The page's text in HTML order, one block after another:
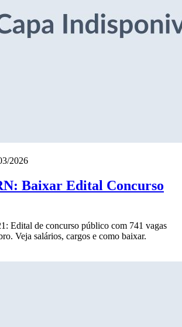
2026
Baixar Edital Concurso
Edital de concurso público com 741 vagas
Veja salários, cargos e como baixar.